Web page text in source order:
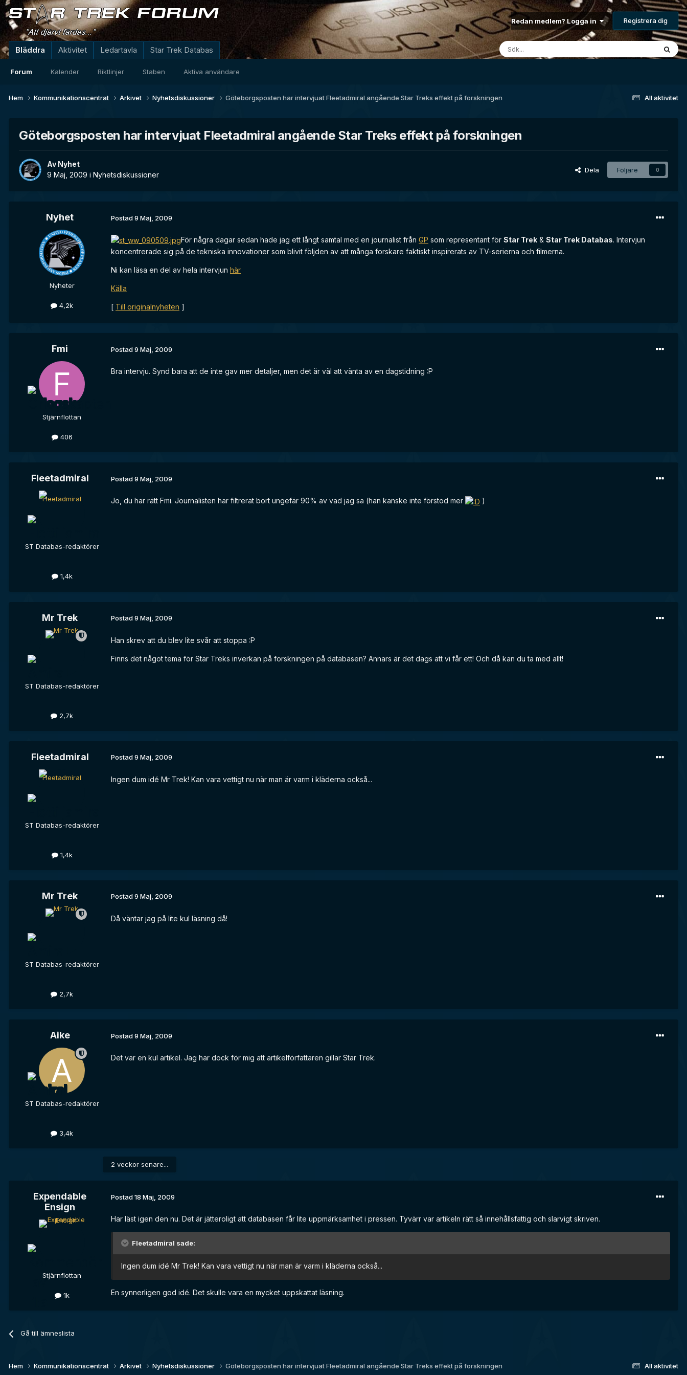
Redan medlem? Logga in Registrera dig
Bläddra
Forum Kalender Riktlinjer Staben Aktiva användare
Aktivitet Ledartavla Star Trek Databas
All aktivitet
Hem Kommunikationscentrat Arkivet Nyhetsdiskussioner Göteborgsposten har intervjuat Fleetadmiral angående Star Treks effekt på forskningen
Göteborgsposten har intervjuat Fleetadmiral angående Star Treks effekt på forskningen
Av Nyhet
9 Maj, 2009 i Nyhetsdiskussioner
Dela Följare 0
Nyhet
Nyheter
4,2k
Postad9 Maj, 2009
För några dagar sedan hade jag ett långt samtal med en journalist från GP som representant för Star Trek & Star Trek Databas. Intervjun
koncentrerade sig på de tekniska innovationer som blivit följden av att många forskare faktiskt inspirerats av TV-serierna och filmerna.
Ni kan läsa en del av hela intervjun här
Källa
[ Till originalnyheten ]
Fmi
Stjärnflottan
406
Postad9 Maj, 2009
Bra intervju. Synd bara att de inte gav mer detaljer, men det är väl att vänta av en dagstidning :P
Fleetadmiral
ST Databas-redaktörer
1,4k
Postad9 Maj, 2009
Jo, du har rätt Fmi. Journalisten har filtrerat bort ungefär 90% av vad jag sa (han kanske inte förstod mer )
Mr Trek
ST Databas-redaktörer
2,7k
Postad9 Maj, 2009
Han skrev att du blev lite svår att stoppa :P
Finns det något tema för Star Treks inverkan på forskningen på databasen? Annars är det dags att vi får ett! Och då kan du ta med allt!
Fleetadmiral
ST Databas-redaktörer
1,4k
Postad9 Maj, 2009
Ingen dum idé Mr Trek! Kan vara vettigt nu när man är varm i kläderna också...
Mr Trek
ST Databas-redaktörer
2,7k
Postad9 Maj, 2009
Då väntar jag på lite kul läsning då!
Aike
ST Databas-redaktörer
3,4k
Postad9 Maj, 2009
Det var en kul artikel. Jag har dock för mig att artikelförfattaren gillar Star Trek.
2 veckor senare...
Expendable
Ensign
Stjärnflottan
1k
Postad18 Maj, 2009
Har läst igen den nu. Det är jätteroligt att databasen får lite uppmärksamhet i pressen. Tyvärr var artikeln rätt så innehållsfattig och slarvigt skriven.
Fleetadmiral sade:
Ingen dum idé Mr Trek! Kan vara vettigt nu när man är varm i kläderna också...
En synnerligen god idé. Det skulle vara en mycket uppskattat läsning.
Gå till ämneslista
All aktivitet
Hem Kommunikationscentrat Arkivet Nyhetsdiskussioner Göteborgsposten har intervjuat Fleetadmiral angående Star Treks effekt på forskningen